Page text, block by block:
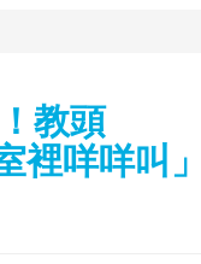
教頭
裡咩咩叫」